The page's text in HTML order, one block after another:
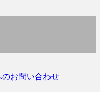
お問い合わせ